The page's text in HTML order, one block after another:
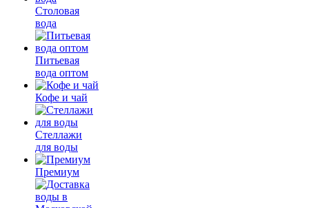
Столовая
вода
Питьевая
вода оптом
Кофе и чай
Стеллажи
для воды
Премиум